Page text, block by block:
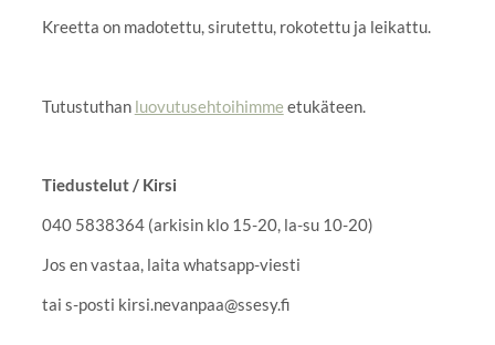
Kreetta on madotettu, sirutettu, rokotettu ja leikattu.
Tutustuthan luovutusehtoihimme etukäteen.
Tiedustelut/ Kirsi
040 5838364 (arkisin klo 15-20, la-su 10-20)
Jos en vastaa, laita whatsapp-viesti
tai s-posti kirsi.nevanpaa@ssesy.fi